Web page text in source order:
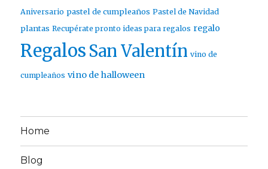
Aniversario pastel de cumpleaños Pastel de Navidad
plantas Recupérate pronto ideas para regalos regalo
Regalos San Valentín vino de
cumpleaños vino de halloween
Home
Blog